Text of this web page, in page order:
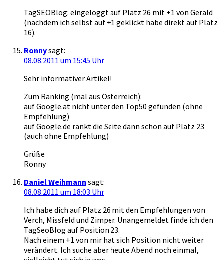
TagSEOBlog: eingeloggt auf Platz 26 mit +1 von Gerald
(nachdem ich selbst auf +1 geklickt habe direkt auf Platz
16).
Ronnysagt:
08.08.2011 um 15:45 Uhr
Sehr informativer Artikel!
Zum Ranking (mal aus Österreich):
auf Google.at nicht unter den Top50 gefunden (ohne
Empfehlung)
auf Google.de rankt die Seite dann schon auf Platz 23
(auch ohne Empfehlung)
Grüße
Ronny
Daniel Weihmann sagt:
08.08.2011 um 18:03 Uhr
Ich habe dich auf Platz 26 mit den Empfehlungen von
Verch, Missfeld und Zimper. Unangemeldet finde ich den
TagSeoBlog auf Position 23.
Nach einem +1 von mir hat sich Position nicht weiter
verändert. Ich suche aber heute Abend noch einmal,